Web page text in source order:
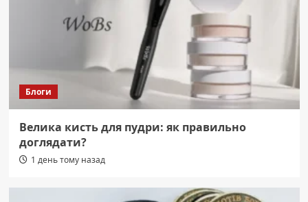
Блоги
Велика кисть для пудри: як правильно
доглядати?
1 день тому назад